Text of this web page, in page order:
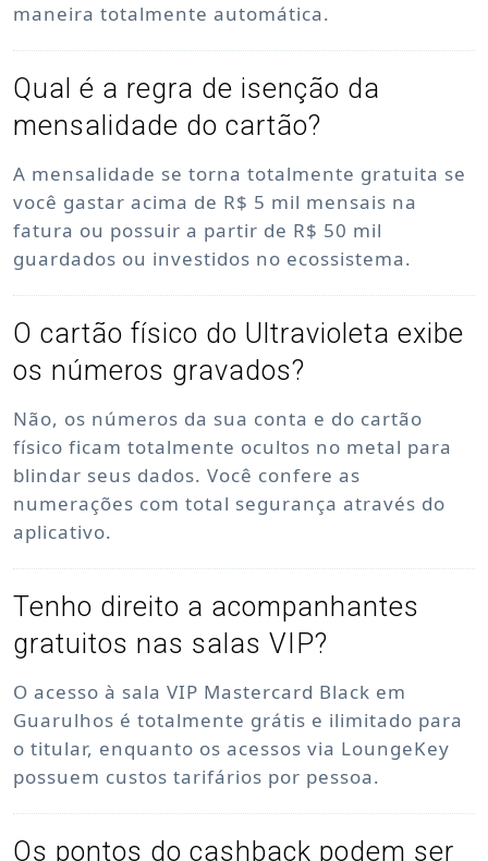
maneira totalmente automática.
Qual é a regra de isenção da
mensalidade do cartão?
A mensalidade se torna totalmente gratuita se
você gastar acima de R$ 5 mil mensais na
fatura ou possuir a partir de R$ 50 mil
guardados ou investidos no ecossistema.
O cartão físico do Ultravioleta exibe
os números gravados?
Não, os números da sua conta e do cartão
físico ficam totalmente ocultos no metal para
blindar seus dados. Você confere as
numerações com total segurança através do
aplicativo.
Tenho direito a acompanhantes
gratuitos nas salas VIP?
O acesso à sala VIP Mastercard Black em
Guarulhos é totalmente grátis e ilimitado para
o titular, enquanto os acessos via LoungeKey
possuem custos tarifários por pessoa.
Os pontos do cashback podem ser